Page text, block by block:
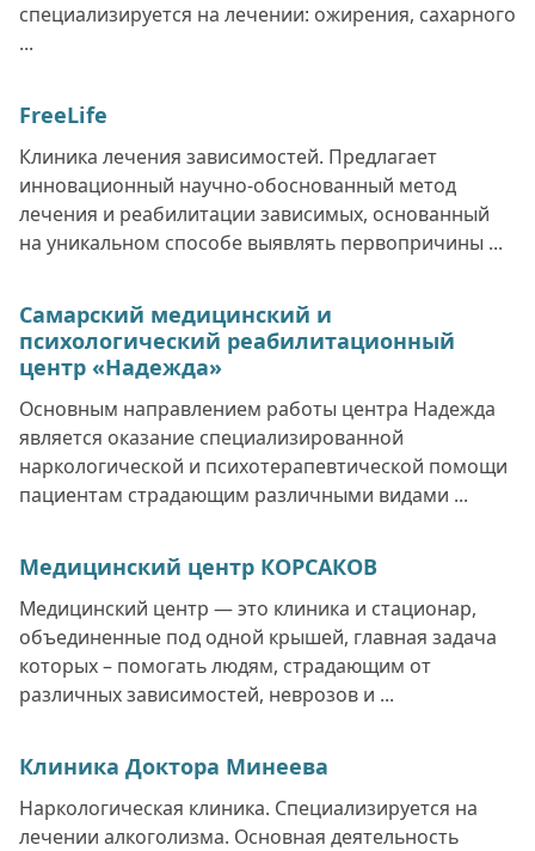
специализируется на лечении: ожирения, сахарного
...
FreeLife
Клиника лечения зависимостей. Предлагает
инновационный научно-обоснованный метод
лечения и реабилитации зависимых, основанный
на уникальном способе выявлять первопричины ...
Самарский медицинский и
психологический реабилитационный
центр «Надежда»
Основным направлением работы центра Надежда
является оказание специализированной
наркологической и психотерапевтической помощи
пациентам страдающим различными видами ...
Медицинский центр КОРСАКОВ
Медицинский центр — это клиника и стационар,
объединенные под одной крышей, главная задача
которых – помогать людям, страдающим от
различных зависимостей, неврозов и ...
Клиника Доктора Минеева
Наркологическая клиника. Специализируется на
лечении алкоголизма. Основная деятельность